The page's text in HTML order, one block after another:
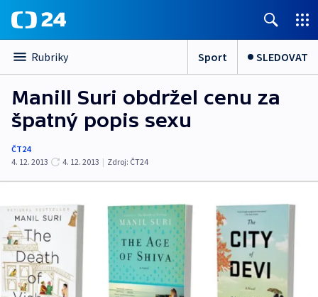
Rubriky Sport SLEDOVAT
Manill Suri obdržel cenu za
špatný popis sexu
ČT24
4. 12. 2013
4. 12. 2013 | Zdroj: ČT24